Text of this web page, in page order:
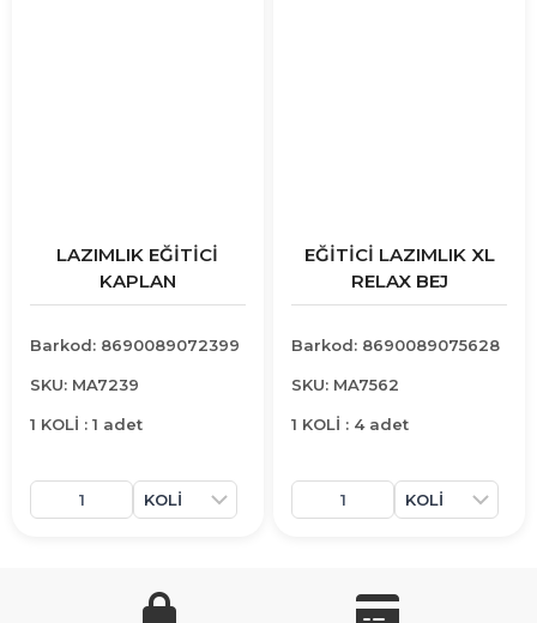
LAZIMLIK EĞİTİCİ
KAPLAN
Barkod: 8690089072399
SKU: MA7239
1 KOLİ : 1 adet
EĞİTİCİ LAZIMLIK XL
RELAX BEJ
Barkod: 8690089075628
SKU: MA7562
1 KOLİ : 4 adet